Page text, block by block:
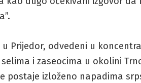
Prijedor, odvedeni u
i zaseocima u okolini
postaje izloženo napadima